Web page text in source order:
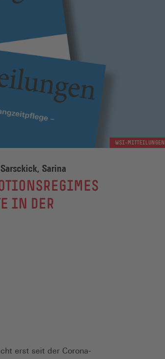
WSI-MITTEILUNGEN
Sarina
IN DER
erst seit der Corona-